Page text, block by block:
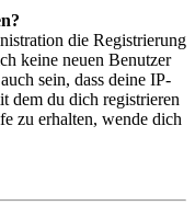
die Registrierung
keine neuen Benutzer
sein, dass deine IP-
dem du dich registrieren
zu erhalten, wende dich